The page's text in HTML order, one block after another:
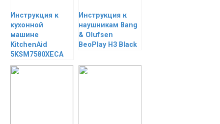
Инструкция к
кухонной
машине
KitchenAid
5KSM7580XECA
Инструкция к
наушникам Bang
& Olufsen
BeoPlay H3 Black